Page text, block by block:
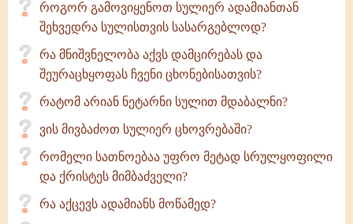
როგორ გამოვიყენოთ სულიერ ადამიანთან
შეხვედრა სულისთვის სასარგებლოდ?
რა მნიშვნელობა აქვს დამცირებას და
შეურაცხყოფას ჩვენი ცხონებისათვის?
რატომ არიან ნეტარნი სულით მდაბალნი?
ვის მივბაძოთ სულიერ ცხოვრებაში?
რომელი სათნოებაა უფრო მეტად სრულყოფილი
და ქრისტეს მიმბაძველი?
რა აქცევს ადამიანს მოწამედ?